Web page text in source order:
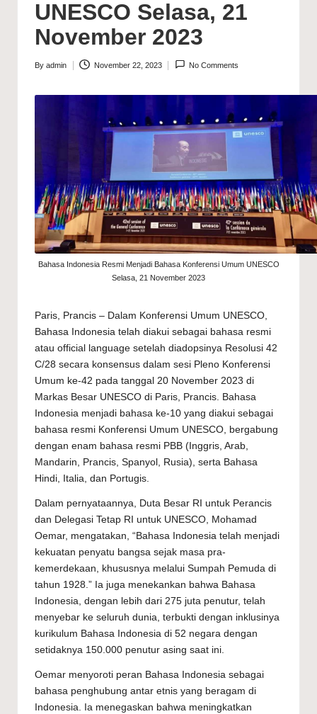
UNESCO Selasa, 21
November 2023
Posted
By admin November 22, 2023 No Comments
Bahasa Indonesia Resmi Menjadi Bahasa Konferensi Umum UNESCO
Selasa, 21 November 2023
Paris, Prancis – Dalam Konferensi Umum UNESCO,
Bahasa Indonesia telah diakui sebagai bahasa resmi
atau official language setelah diadopsinya Resolusi 42
C/28 secara konsensus dalam sesi Pleno Konferensi
Umum ke-42 pada tanggal 20 November 2023 di
Markas Besar UNESCO di Paris, Prancis. Bahasa
Indonesia menjadi bahasa ke-10 yang diakui sebagai
bahasa resmi Konferensi Umum UNESCO, bergabung
dengan enam bahasa resmi PBB (Inggris, Arab,
Mandarin, Prancis, Spanyol, Rusia), serta Bahasa
Hindi, Italia, dan Portugis.
Dalam pernyataannya, Duta Besar RI untuk Perancis
dan Delegasi Tetap RI untuk UNESCO, Mohamad
Oemar, mengatakan, “Bahasa Indonesia telah menjadi
kekuatan penyatu bangsa sejak masa pra-
kemerdekaan, khususnya melalui Sumpah Pemuda di
tahun 1928.” Ia juga menekankan bahwa Bahasa
Indonesia, dengan lebih dari 275 juta penutur, telah
menyebar ke seluruh dunia, terbukti dengan inklusinya
kurikulum Bahasa Indonesia di 52 negara dengan
setidaknya 150.000 penutur asing saat ini.
Oemar menyoroti peran Bahasa Indonesia sebagai
bahasa penghubung antar etnis yang beragam di
Indonesia. Ia menegaskan bahwa meningkatkan